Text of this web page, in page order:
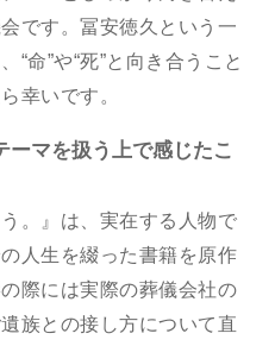
です。冨安徳久という⼀
“命”や“死”と向き合うこと
幸いです。
ーマを扱う上で感じたこ
。』は、実在する⼈物で
⼈⽣を綴った書籍を原作
際には実際の葬儀会社の
族との接し⽅について直